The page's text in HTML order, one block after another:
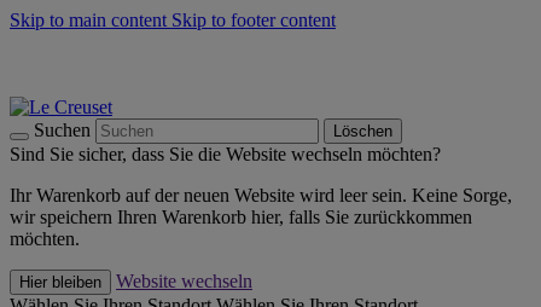
Skip to main content Skip to footer content
Suchen Löschen
Sind Sie sicher, dass Sie die Website wechseln möchten?
Ihr Warenkorb auf der neuen Website wird leer sein. Keine Sorge,
wir speichern Ihren Warenkorb hier, falls Sie zurückkommen
möchten.
Hier bleiben
Website wechseln